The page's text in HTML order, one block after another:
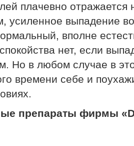
плачевно отражается
усиленное выпадение
вполне
нет, если
Но в любом случае в
времени себе и
препараты фирмы